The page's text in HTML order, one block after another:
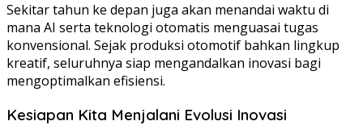
Sekitar tahun ke depan juga akan menandai waktu di
mana AI serta teknologi otomatis menguasai tugas
konvensional. Sejak produksi otomotif bahkan lingkup
kreatif, seluruhnya siap mengandalkan inovasi bagi
mengoptimalkan efisiensi.
Kesiapan Kita Menjalani Evolusi Inovasi